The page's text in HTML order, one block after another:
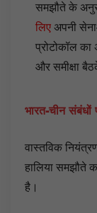
समझौते के
लिए अपनी
प्रोटोकॉल का
और समीक्षा
भारत-चीन संबंधों
वास्तविक
हालिया समझौते
है।